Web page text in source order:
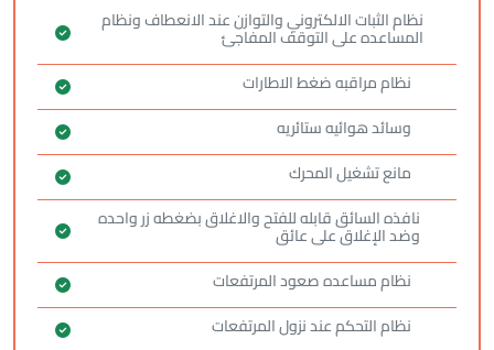
نظام الثبات الالكتروني والتوازن عند الانعطاف ونظام
المساعده على التوقف المفاجئ
نظام مراقبه ضغط الاطارات
وسائد هوائيه ستائريه
مانع تشغيل المحرك
نافذه السائق قابله للفتح والاغلاق بضغطه زر واحده
وضد الإغلاق على عائق
نظام مساعده صعود المرتفعات
نظام التحكم عند نزول المرتفعات